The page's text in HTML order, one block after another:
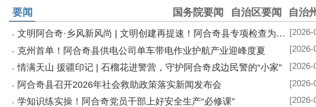
情满天山 援疆印记 | 石榴花进警营，守护阿合奇戍边民警的“小家” [2026-08-05]
[2026-08-04]
学知识练实操！阿合奇党员干部上好安全生产“必修课” [2026-08-04]
为民办实事好事 | 阿合塔拉村路灯“上新”点亮乡村夜美好 [2026-08-03]
政务服务 政府信息公开